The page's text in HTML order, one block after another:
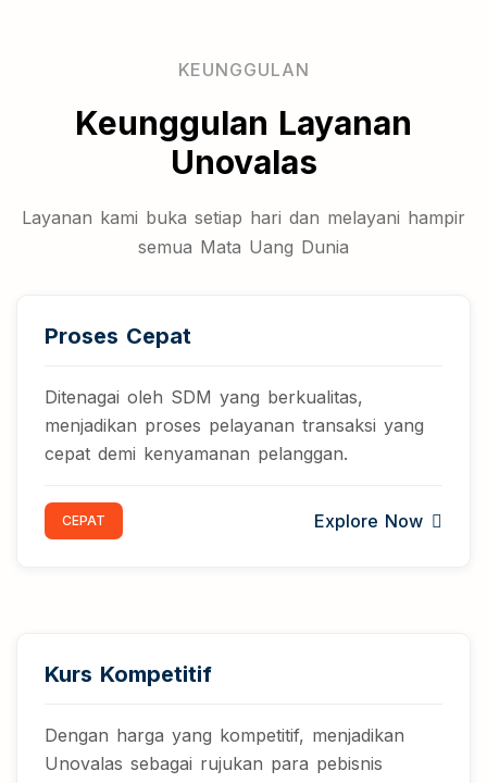
KEUNGGULAN
Keunggulan Layanan
Unovalas
Layanan kami buka setiap hari dan melayani hampir
semua Mata Uang Dunia
Proses Cepat
Ditenagai oleh SDM yang berkualitas,
menjadikan proses pelayanan transaksi yang
cepat demi kenyamanan pelanggan.
CEPAT Explore Now
Kurs Kompetitif
Dengan harga yang kompetitif, menjadikan
Unovalas sebagai rujukan para pebisnis